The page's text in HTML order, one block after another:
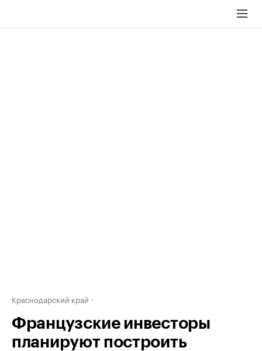
Краснодарский край
Французские инвесторы
планируют построить